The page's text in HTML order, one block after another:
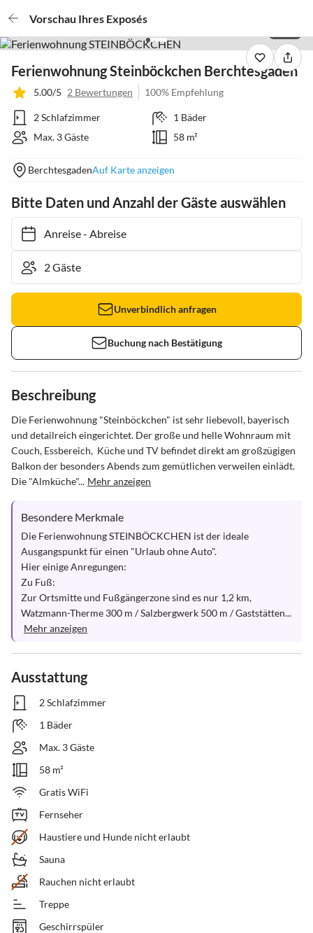
Vorschau Ihres Exposés
Ferienwohnung Steinböckchen Berchtesgaden
5.00/5 2 Bewertungen 100% Empfehlung
2 Schlafzimmer
1 Bäder
Max. 3 Gäste
58 m²
BerchtesgadenAuf Karte anzeigen
Bitte Daten und Anzahl der Gäste auswählen
Anreise- Abreise
Unverbindlich anfragen
Buchung nach Bestätigung
Beschreibung
Die Ferienwohnung "Steinböckchen" ist sehr liebevoll, bayerisch
und detailreich eingerichtet. Der große und helle Wohnraum mit
Couch, Essbereich,  Küche und TV befindet direkt am großzügigen
Balkon der besonders Abends zum gemütlichen verweilen einlädt.
Die "Almküche"... Mehr anzeigen
Besondere Merkmale
Die Ferienwohnung STEINBÖCKCHEN ist der ideale
Ausgangspunkt für einen "Urlaub ohne Auto".
Hier einige Anregungen:
Zu Fuß:
Zur Ortsmitte und Fußgängerzone sind es nur 1,2 km,
Watzmann-Therme 300 m / Salzbergwerk 500 m / Gaststätten...
Mehr anzeigen
Ausstattung
2 Schlafzimmer
1 Bäder
Max. 3 Gäste
58 m²
Gratis WiFi
Fernseher
Haustiere und Hunde nicht erlaubt
Sauna
Rauchen nicht erlaubt
Treppe
Geschirrspüler